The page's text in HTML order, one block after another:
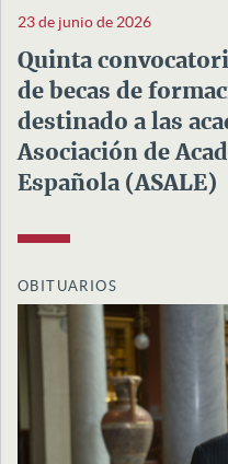
23 de junio de 2026
Quinta
de becas de
destinado a las
Asociación de
Española (ASALE)
OBITUARIOS